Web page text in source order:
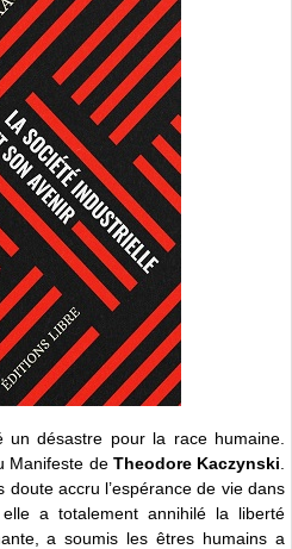
un désastre pour la race humaine.
Manifeste de Theodore Kaczynski
accru l’espérance de vie dans
a totalement annihilé la liberté
a soumis les êtres humains a